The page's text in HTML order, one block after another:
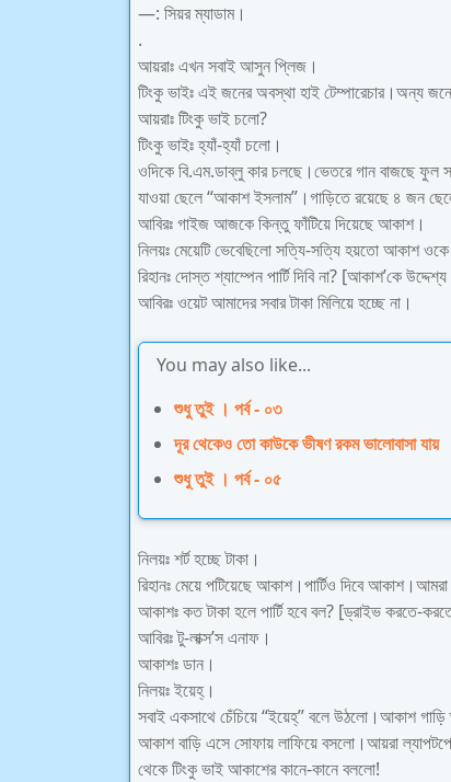
—: সিয়র ম্যাডাম।
.
আয়রাঃ এখন সবাই আসুন প্লিজ।
টিংকু ভাইঃ এই জনের অবস্থা হাই টেম্পারেচার।অন্য
আয়রাঃ টিংকু ভাই চলো?
টিংকু ভাইঃ হ্যাঁ-হ্যাঁ চলো।
ওদিকে বি.এম.ডাব্লু কার চলছে।ভেতরে গান বাজছে ফুল
যাওয়া ছেলে “আকাশ ইসলাম”।গাড়িতে রয়েছে ৪ জন
আবিরঃ গাইজ আজকে কিন্তু ফাঁটিয়ে দিয়েছে আকাশ।
নিলয়ঃ মেয়েটি ভেবেছিলো সত্যি-সত্যি হয়তো আকাশ
রিহানঃ দোস্ত শ্যাম্পেন পার্টি দিবি না? [আকাশ’কে
আবিরঃ ওয়েট আমাদের সবার টাকা মিলিয়ে হচ্ছে না।
You may also like...
শুধু তুই । পর্ব - ০৩
দূর থেকেও তো কাউকে ভীষণ রকম ভালোবাসা যায়
শুধু তুই । পর্ব - ০৫
নিলয়ঃ শর্ট হচ্ছে টাকা।
রিহানঃ মেয়ে পটিয়েছে আকাশ।পার্টিও দিবে আকাশ।আমরা
আকাশঃ কত টাকা হলে পার্টি হবে বল? [ড্রাইভ করতে-
আবিরঃ টু-লাক্স’স এনাফ।
আকাশঃ ডান।
নিলয়ঃ ইয়েহ্।
সবাই একসাথে চেঁচিয়ে “ইয়েহ্” বলে উঠলো।আকাশ
আকাশ বাড়ি এসে সোফায় লাফিয়ে বসলো।আয়রা
থেকে টিংকু ভাই আকাশের কানে-কানে বললো!